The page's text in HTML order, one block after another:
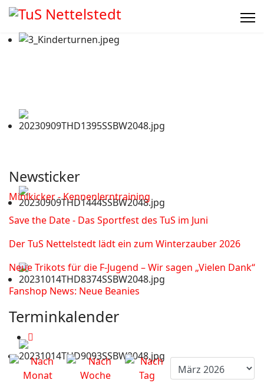
Newsticker
Minikicker - Kennenlerntraining
Save the Date - Das Sportfest des TuS im Juni
Der TuS Nettelstedt lädt ein zum Winterzauber 2026
Neue Trikots für die F-Jugend – Wir sagen „Vielen Dank“
Fanshop News: Neue Beanies
Terminkalender